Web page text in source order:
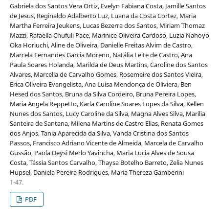
Gabriela dos Santos Vera Ortiz, Evelyn Fabiana Costa, Jamille Santos
de Jesus, Reginaldo Adalberto Luz, Luana da Costa Cortez, Maria
Martha Ferreira Jeukens, Lucas Bezerra dos Santos, Miriam Thomaz
Mazzi, Rafaella Chufuli Pace, Marinice Oliveira Cardoso, Luzia Nahoyo
Oka Horiuchi, Aline de Oliveira, Danielle Freitas Alvim de Castro,
Marcela Fernandes Garcia Moreno, Natália Leite de Castro, Ana
Paula Soares Holanda, Marilda de Deus Martins, Caroline dos Santos
Alvares, Marcella de Carvalho Gomes, Rosemeire dos Santos Vieira,
Erica Oliveira Evangelista, Ana Luisa Mendonça de Oliviera, Ben
Hesed dos Santos, Bruna da Silva Cordeiro, Bruna Pereira Lopes,
Maria Angela Reppetto, Karla Caroline Soares Lopes da Silva, Kellen
Nunes dos Santos, Lucy Caroline da Silva, Magna Alves Silva, Marilia
Santeira de Santana, Milena Martins de Castro Elias, Renata Gomes
dos Anjos, Tania Aparecida da Silva, Vanda Cristina dos Santos
Passos, Francisco Adriano Vicente de Almeida, Marcela de Carvalho
Gussão, Paola Deysi Merlo Yavincha, Maria Lucia Alves de Sousa
Costa, Tássia Santos Carvalho, Thaysa Botelho Barreto, Zelia Nunes
Hupsel, Daniela Pereira Rodrigues, Maria Thereza Gamberini
1-47.
PDF